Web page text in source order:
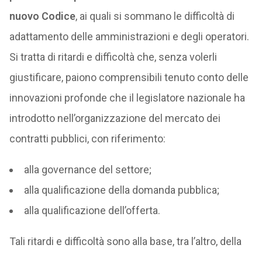
nuovo Codice, ai quali si sommano le difficoltà di
adattamento delle amministrazioni e degli operatori.
Si tratta di ritardi e difficoltà che, senza volerli
giustificare, paiono comprensibili tenuto conto delle
innovazioni profonde che il legislatore nazionale ha
introdotto nell’organizzazione del mercato dei
contratti pubblici, con riferimento:
alla governance del settore;
alla qualificazione della domanda pubblica;
alla qualificazione dell’offerta.
Tali ritardi e difficoltà sono alla base, tra l’altro, della